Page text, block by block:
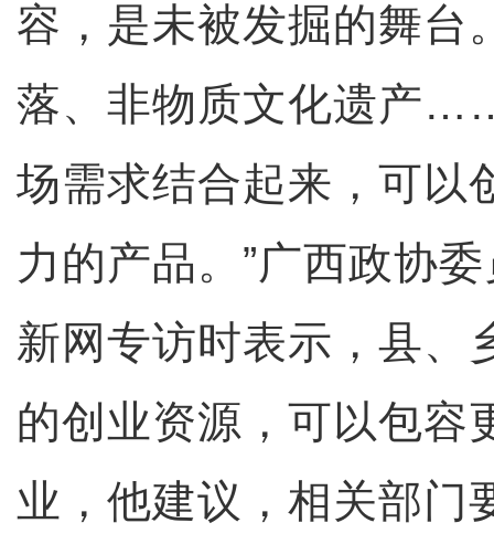
容，是未被发掘的舞台
落、非物质文化遗产
场需求结合起来，可以
力的产品。”广西政协
新网专访时表示，县、
的创业资源，可以包容
业，他建议，相关部门